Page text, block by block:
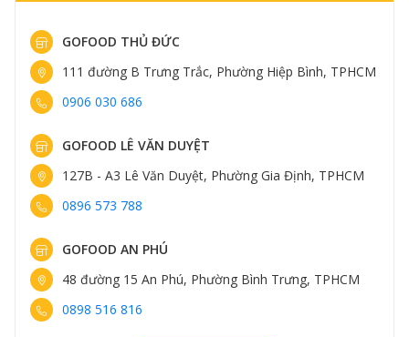
GOFOOD THỦ ĐỨC
111 đường B Trưng Trắc, Phường Hiệp Bình, TPHCM
0906 030 686
GOFOOD LÊ VĂN DUYỆT
127B - A3 Lê Văn Duyệt, Phường Gia Định, TPHCM
0896 573 788
GOFOOD AN PHÚ
48 đường 15 An Phú, Phường Bình Trưng, TPHCM
0898 516 816